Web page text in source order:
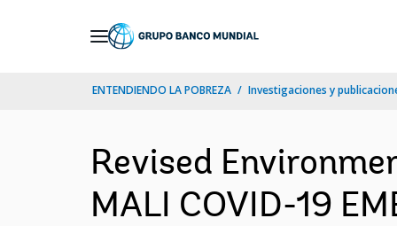
ENTENDIENDO LA POBREZA Investigaciones y
Revised
MALI COVID-19